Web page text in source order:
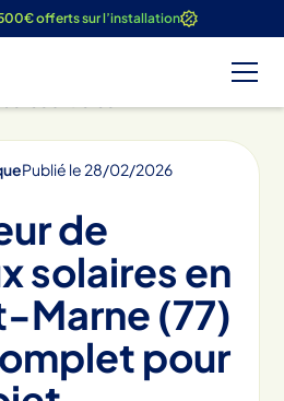
500€ offerts sur l’installation
Publié le 28/02/2026
de
solaires en
Marne (77)
pour